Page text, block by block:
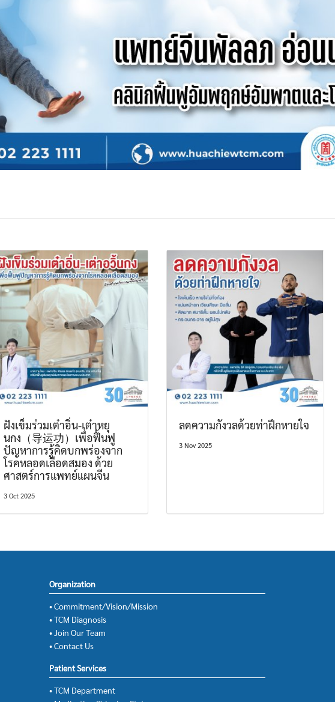
ฝังเข็มร่วมเต๋าอิ่น-เต๋าหยุ
นกง（导运功）เพื่อฟื้นฟู
ปัญหาการรู้คิดบกพร่องจาก
โรคหลอดเลือดสมอง ด้วย
ศาสตร์การแพทย์แผนจีน
3 Oct 2025
ลดความกังวลด้วยท่าฝึกหายใจ
3 Nov 2025
Organization
• Commitment/Vision/Mission
• TCM Diagnosis
• Join Our Team
• Contact Us
Patient Services
• TCM Department